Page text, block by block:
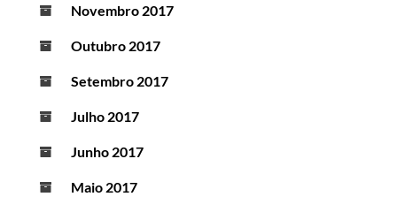
Novembro 2017
Outubro 2017
Setembro 2017
Julho 2017
Junho 2017
Maio 2017